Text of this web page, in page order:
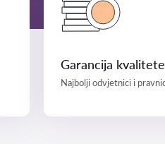
Garancija kvalitete
Najbolji odvjetnici i